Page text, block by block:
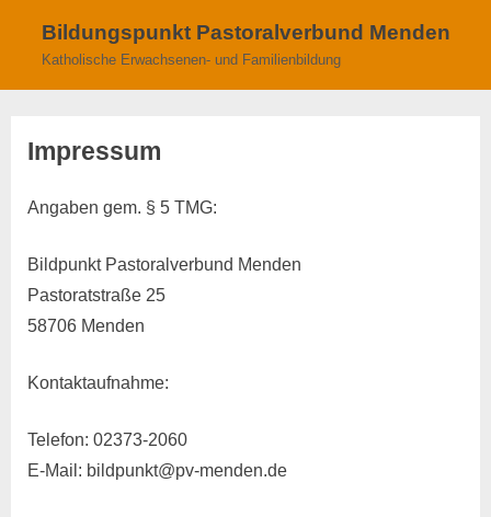
Bildungspunkt Pastoralverbund Menden
Katholische Erwachsenen- und Familienbildung
Impressum
Angaben gem. § 5 TMG:
Bildpunkt Pastoralverbund Menden
Pastoratstraße 25
58706 Menden
Kontaktaufnahme:
Telefon: 02373-2060
E-Mail: bildpunkt@pv-menden.de